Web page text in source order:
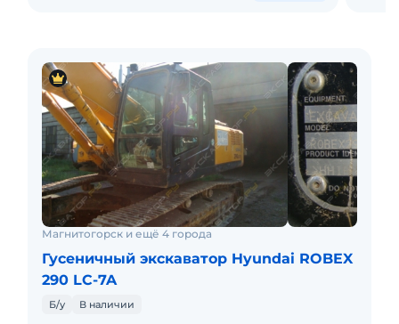
Магнитогорск и ещё 4 города
Гусеничный экскаватор Hyundai ROBEX
290 LC-7A
Б/у В наличии